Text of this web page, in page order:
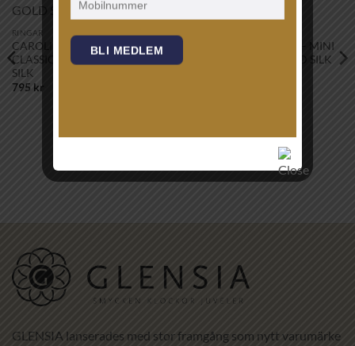
önskelistan!
RINGAR
CAROLINE SVEDBOM –
CLASSIC DROP RING GOLD
SILK
795 kr
CAROLINE SVEDBOM – MINI
DROP BRACELET GOLD SILK
GLENSIA lanserades med stor framgång som nytt varumärke
BLI MEDLEM